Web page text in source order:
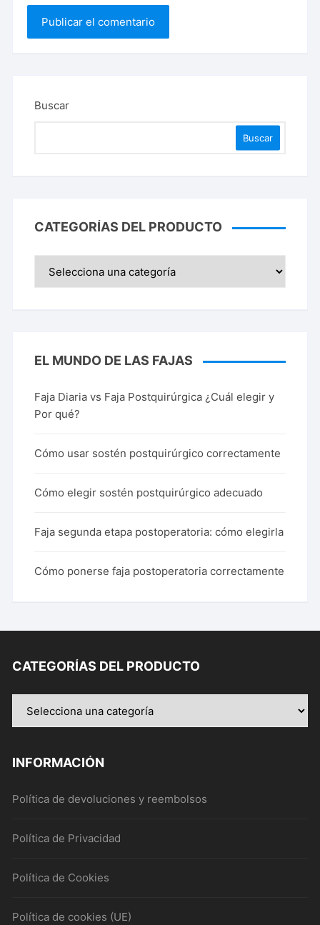
Buscar
Buscar
CATEGORÍAS DEL PRODUCTO
EL MUNDO DE LAS FAJAS
Faja Diaria vs Faja Postquirúrgica ¿Cuál elegir y
Por qué?
Cómo usar sostén postquirúrgico correctamente
Cómo elegir sostén postquirúrgico adecuado
Faja segunda etapa postoperatoria: cómo elegirla
Cómo ponerse faja postoperatoria correctamente
CATEGORÍAS DEL PRODUCTO
INFORMACIÓN
Política de devoluciones y reembolsos
Política de Privacidad
Política de Cookies
Política de cookies (UE)